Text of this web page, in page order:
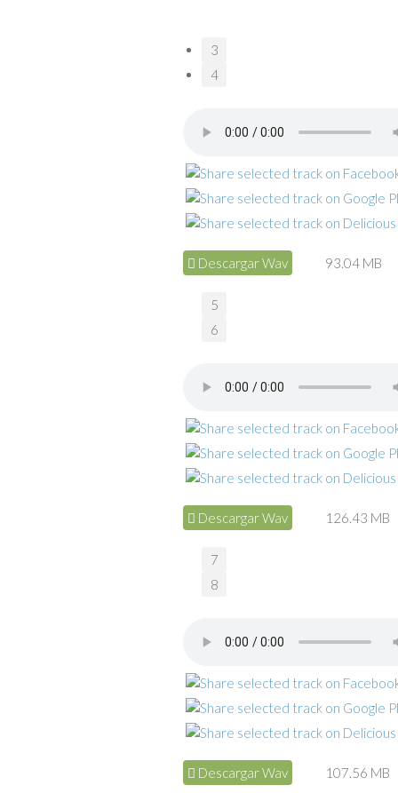
Descargar Wav 93.04 MB
Descargar Wav 126.43 MB
Descargar Wav 107.56 MB
3
4
5
6
7
8